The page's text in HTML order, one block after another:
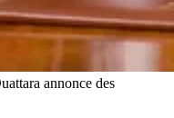
annonce des